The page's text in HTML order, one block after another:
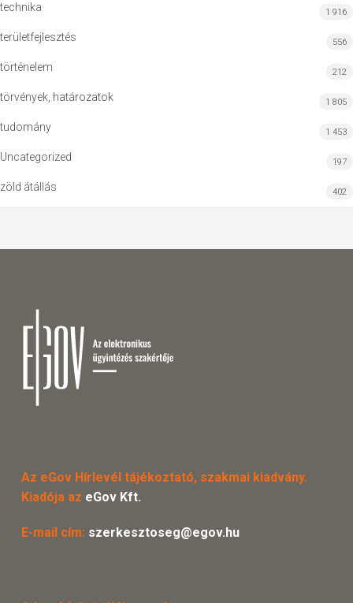
technika 1 916
területfejlesztés 556
történelem 212
törvények, határozatok 1 805
tudomány 1 453
Uncategorized 197
zöld átállás 402
Az eGov Hírlevél tájékoztató, szakmai kiadvány.
Kiadója az eGov Kft.
E-mail cím: szerkesztoseg@egov.hu